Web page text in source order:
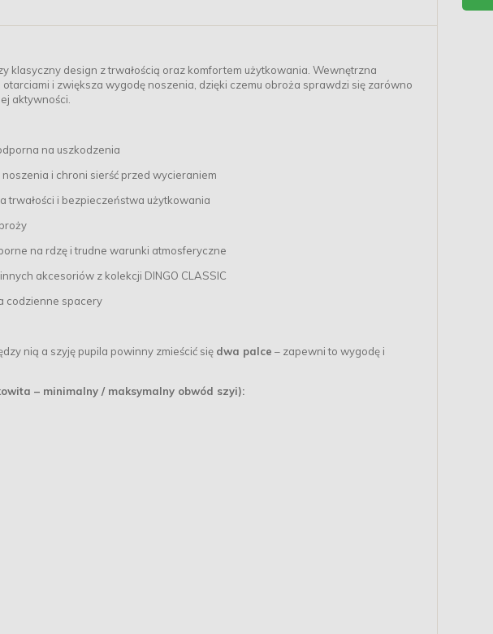
klasyczny design z trwałością oraz komfortem użytkowania. Wewnętrzna
i zwiększa wygodę noszenia, dzięki czemu obroża sprawdzi się zarówno
aktywności.
na uszkodzenia
i chroni sierść przed wycieraniem
trwałości i bezpieczeństwa użytkowania
na rdzę i trudne warunki atmosferyczne
akcesoriów z kolekcji DINGO CLASSIC
codzienne spacery
nią a szyję pupila powinny zmieścić się dwa palce – zapewni to wygodę i
– minimalny / maksymalny obwód szyi):